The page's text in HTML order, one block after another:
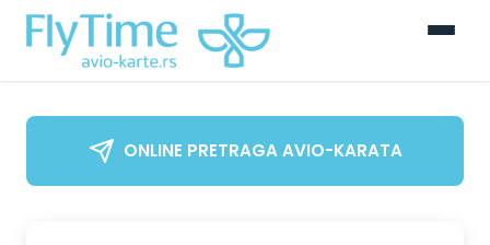
ONLINE PRETRAGA AVIO-KARATA